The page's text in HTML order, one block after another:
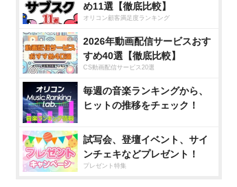
め11選【徹底比較】
オリコン顧客満足度ランキング
2026年動画配信サービスおす
すめ40選【徹底比較】
CS動画配信サービス20選
毎週の音楽ランキングから、
ヒットの推移をチェック！
試写会、登壇イベント、サイ
ンチェキなどプレゼント！
プレゼント特集